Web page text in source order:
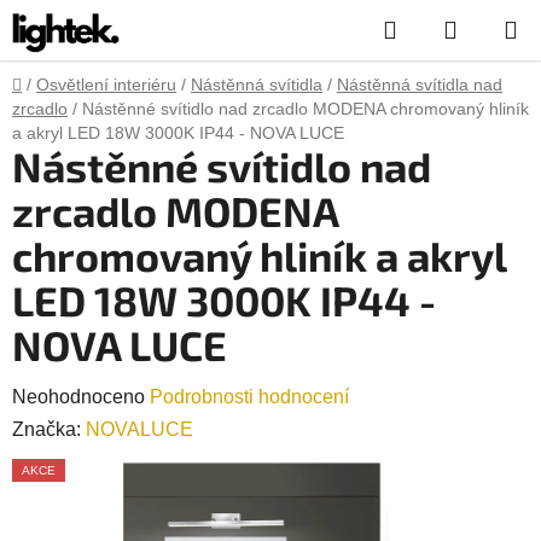
Přejít
na
obsah
Hledat
KOŠÍK
Domů
/ Osvětlení interiéru / Nástěnná svítidla / Nástěnná svítidla nad
zrcadlo / Nástěnné svítidlo nad zrcadlo MODENA chromovaný hliník
a akryl LED 18W 3000K IP44 - NOVA LUCE
Nástěnné svítidlo nad
zrcadlo MODENA
chromovaný hliník a akryl
LED 18W 3000K IP44 -
NOVA LUCE
Průměrné
hodnocení
produktu
Neohodnoceno Podrobnosti hodnocení
Značka: NOVALUCE
AKCE